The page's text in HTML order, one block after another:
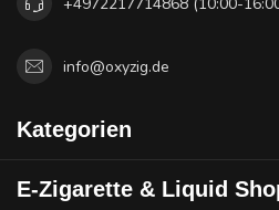
info@oxyzig.de
Kategorien
E-Zigarette & Liquid